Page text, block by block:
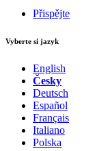
Přispějte
Vyberte si jazyk
English
Česky
Deutsch
Español
Français
Italiano
Polska